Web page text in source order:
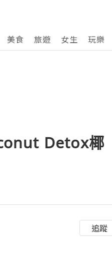
美食 旅遊 女生 玩樂
Detox椰
追蹤